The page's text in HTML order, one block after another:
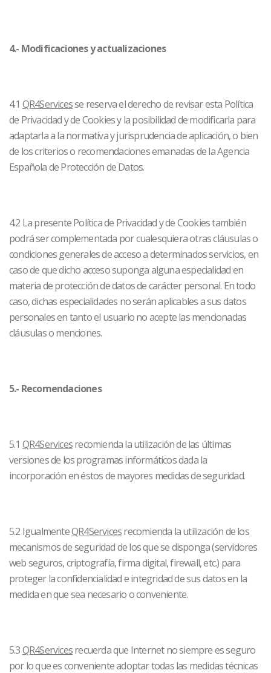
4.- Modificaciones y actualizaciones
4.1 QR4Servicesse reserva el derecho de revisar esta Política
de Privacidad y de Cookies y la posibilidad de modificarla para
adaptarla a la normativa y jurisprudencia de aplicación, o bien
de los criterios o recomendaciones emanadas de la Agencia
Española de Protección de Datos.
4.2 La presente Política de Privacidad y de Cookies también
podrá ser complementada por cualesquiera otras cláusulas o
condiciones generales de acceso a determinados servicios, en
caso de que dicho acceso suponga alguna especialidad en
materia de protección de datos de carácter personal. En todo
caso, dichas especialidades no serán aplicables a sus datos
personales en tanto el usuario no acepte las mencionadas
cláusulas o menciones.
5.- Recomendaciones
5.1 QR4Servicesrecomienda la utilización de las últimas
versiones de los programas informáticos dada la
incorporación en éstos de mayores medidas de seguridad.
5.2 IgualmenteQR4Servicesrecomienda la utilización de los
mecanismos de seguridad de los que se disponga (servidores
web seguros, criptografía, firma digital, firewall, etc.) para
proteger la confidencialidad e integridad de sus datos en la
medida en que sea necesario o conveniente.
5.3QR4Servicesrecuerda que Internet no siempre es seguro
por lo que es conveniente adoptar todas las medidas técnicas